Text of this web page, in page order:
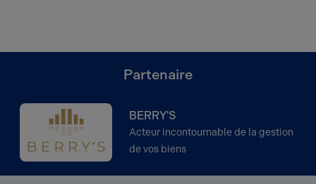
Partenaire
BERRY'S
Acteur incontournable de la gestion
de vos biens